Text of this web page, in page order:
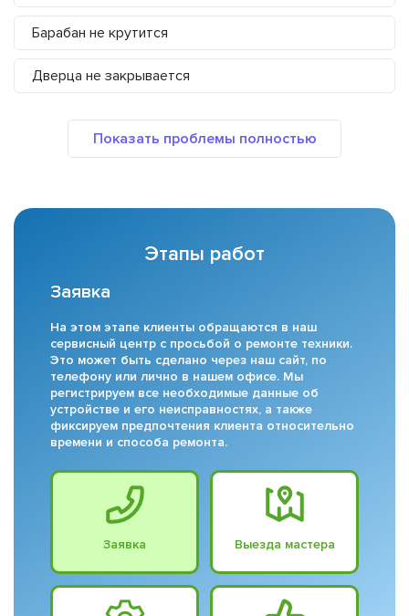
Барабан не крутится
Дверца не закрывается
Этапы работ
Заявка
На этом этапе клиенты обращаются в наш
сервисный центр с просьбой о ремонте техники.
Это может быть сделано через наш сайт, по
телефону или лично в нашем офисе. Мы
регистрируем все необходимые данные об
устройстве и его неисправностях, а также
фиксируем предпочтения клиента относительно
времени и способа ремонта.
Заявка Выезда мастера